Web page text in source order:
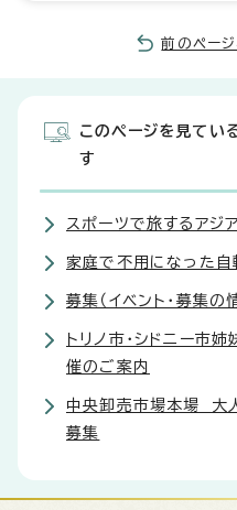
前のペー
このページを見てい
す
スポーツで旅するアジア
家庭で不用になった自
募集（イベント・募集の
トリノ市・シドニー市
催のご案内
中央卸売市場本場 大
募集